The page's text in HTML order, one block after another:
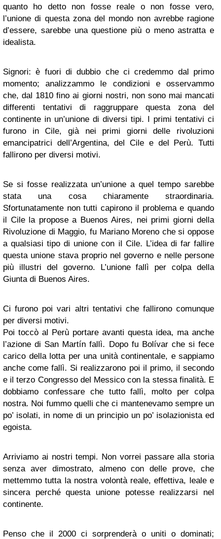
quanto ho detto non fosse reale o non fosse vero,
l’unione di questa zona del mondo non avrebbe ragione
d’essere, sarebbe una questione più o meno astratta e
idealista.
Signori: è fuori di dubbio che ci credemmo dal primo
momento; analizzammo le condizioni e osservammo
che, dal 1810 fino ai giorni nostri, non sono mai mancati
differenti tentativi di raggruppare questa zona del
continente in un’unione di diversi tipi. I primi tentativi ci
furono in Cile, già nei primi giorni delle rivoluzioni
emancipatrici dell’Argentina, del Cile e del Perù. Tutti
fallirono per diversi motivi.
Se si fosse realizzata un’unione a quel tempo sarebbe
stata una cosa chiaramente straordinaria.
Sfortunatamente non tutti capirono il problema e quando
il Cile la propose a Buenos Aires, nei primi giorni della
Rivoluzione di Maggio, fu Mariano Moreno che si oppose
a qualsiasi tipo di unione con il Cile. L’idea di far fallire
questa unione stava proprio nel governo e nelle persone
più illustri del governo. L’unione fallì per colpa della
Giunta di Buenos Aires.
Ci furono poi vari altri tentativi che fallirono comunque
per diversi motivi.
Poi toccò al Perù portare avanti questa idea, ma anche
l’azione di San Martín fallì. Dopo fu Bolívar che si fece
carico della lotta per una unità continentale, e sappiamo
anche come fallì. Si realizzarono poi il primo, il secondo
e il terzo Congresso del Messico con la stessa finalità. E
dobbiamo confessare che tutto fallì, molto per colpa
nostra. Noi fummo quelli che ci mantenevamo sempre un
po’ isolati, in nome di un principio un po’ isolazionista ed
egoista.
Arriviamo ai nostri tempi. Non vorrei passare alla storia
senza aver dimostrato, almeno con delle prove, che
mettemmo tutta la nostra volontà reale, effettiva, leale e
sincera perché questa unione potesse realizzarsi nel
continente.
Penso che il 2000 ci sorprenderà o uniti o dominati;